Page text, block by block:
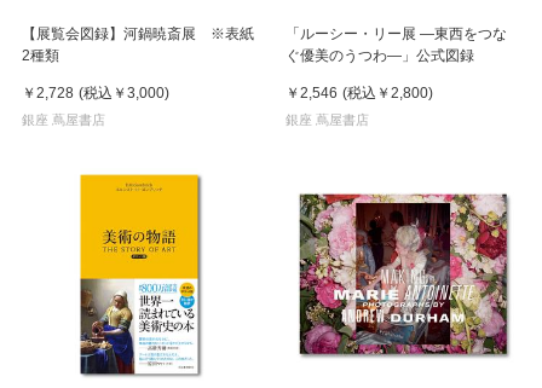
【展覧会図録】河鍋暁斎展 ※表紙
2種類
￥2,728 (税込 ￥3,000)
銀座 蔦屋書店
「ルーシー・リー展 ―東西をつな
ぐ優美のうつわ―」公式図録
￥2,546 (税込 ￥2,800)
銀座 蔦屋書店